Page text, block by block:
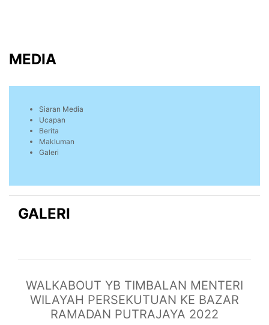
MEDIA
Siaran Media
Ucapan
Berita
Makluman
Galeri
GALERI
WALKABOUT YB TIMBALAN MENTERI
WILAYAH PERSEKUTUAN KE BAZAR
RAMADAN PUTRAJAYA 2022